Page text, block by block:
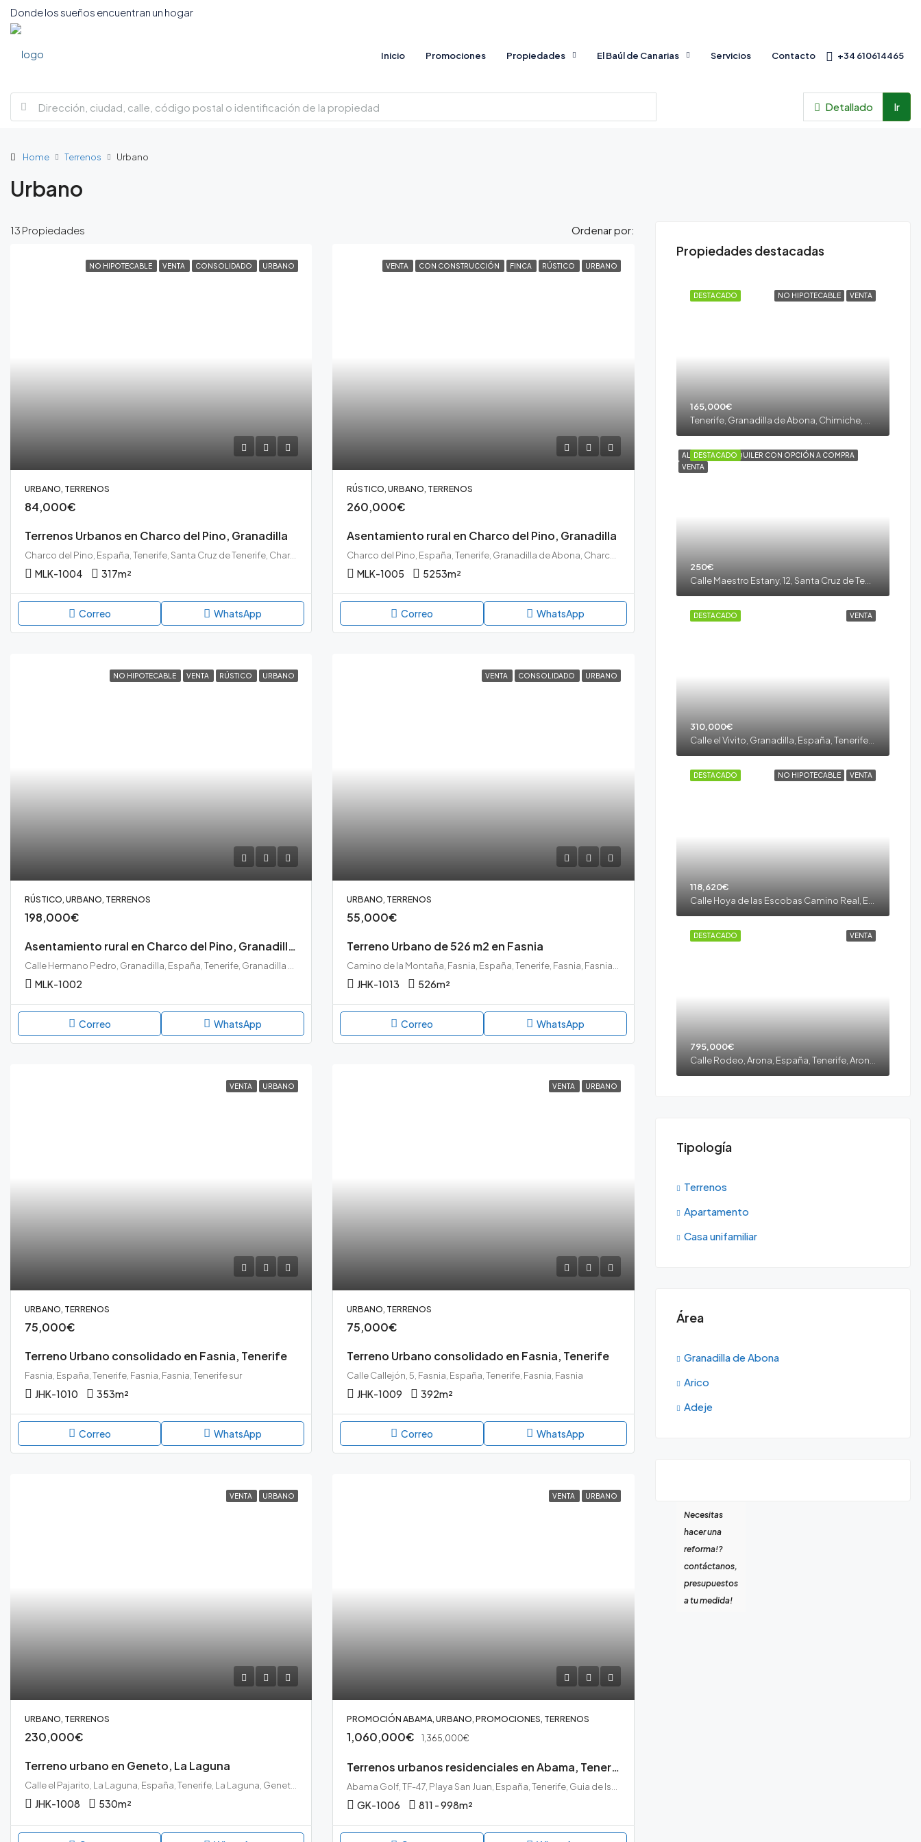
Donde los sueños encuentran un hogar
Inicio Promociones Propiedades El Baúl de Canarias Servicios Contacto +34 610614465
Detallado Ir
Home Terrenos Urbano
Urbano
13 Propiedades Ordenar por:
NO HIPOTECABLE VENTA CONSOLIDADO URBANO
URBANO, TERRENOS
84,000€
Terrenos Urbanos en Charco del Pino, Granadilla
Charco del Pino, España, Tenerife, Santa Cruz de Tenerife, Charco del Pino, Granadilla de Abona, Tenerife sur
MLK-1004 317m²
Correo WhatsApp
VENTA CON CONSTRUCCIÓN FINCA RÚSTICO URBANO
RÚSTICO, URBANO, TERRENOS
260,000€
Asentamiento rural en Charco del Pino, Granadilla
Charco del Pino, España, Tenerife, Granadilla de Abona, Charco del Pino, Granadilla de Abona, Tenerife sur
MLK-1005 5253m²
Correo WhatsApp
NO HIPOTECABLE VENTA RÚSTICO URBANO
RÚSTICO, URBANO, TERRENOS
198,000€
Asentamiento rural en Charco del Pino, Granadilla de Abona
MLK-1002
Correo WhatsApp
VENTA CONSOLIDADO URBANO
URBANO, TERRENOS
55,000€
Terreno Urbano de 526 m2 en Fasnia
JHK-1013 526m²
Correo WhatsApp
VENTA URBANO
URBANO, TERRENOS
75,000€
Terreno Urbano consolidado en Fasnia, Tenerife
Fasnia, España, Tenerife, Fasnia, Fasnia, Tenerife sur
JHK-1010 353m²
Correo WhatsApp
VENTA URBANO
URBANO, TERRENOS
75,000€
Terreno Urbano consolidado en Fasnia, Tenerife
Calle Callejón, 5, Fasnia, España, Tenerife, Fasnia, Fasnia
JHK-1009 392m²
Correo WhatsApp
VENTA URBANO
URBANO, TERRENOS
230,000€
Terreno urbano en Geneto, La Laguna
JHK-1008 530m²
VENTA URBANO
PROMOCIÓN ABAMA, URBANO, PROMOCIONES, TERRENOS
1,060,000€ 1,365,000€
Terrenos urbanos residenciales en Abama, Tenerife
GK-1006 811 - 998m²
Propiedades destacadas
NO HIPOTECABLE VENTA
DESTACADO
165,000€
Tenerife, Granadilla de Abona, Chimiche, Granadilla de Abona, Tenerife sur
ALQUILER
ALQUILER CON OPCIÓN A COMPRA
VENTA
DESTACADO
250€
Calle Maestro Estany, 12, Santa Cruz de Tenerife, España, Tenerife, La Laguna, Taco, La Laguna, Tenerife Norte
VENTA
DESTACADO
310,000€
Calle el Vivito, Granadilla, España, Tenerife, Granadilla de Abona, El Desierto, Granadilla de Abona, Tenerife sur
NO HIPOTECABLE VENTA
DESTACADO
118,620€
Calle Hoya de las Escobas Camino Real, El Rio, España, Tenerife, Arico, El Río, Tenerife sur
VENTA
DESTACADO
795,000€
Tipología
Terrenos
Apartamento
Casa unifamiliar
Área
Granadilla de Abona
Arico
Adeje
Necesitas
hacer una
reforma!?
contáctanos,
presupuestos
a tu medida!